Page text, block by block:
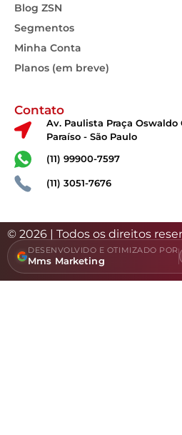
Blog ZSN
Segmentos
Minha Conta
Planos (em breve)
Contato
Av. Paulista Praça Oswaldo
Paraíso - São Paulo
(11) 99900-7597
(11) 3051-7676
© 2026 | Todos os direitos
DESENVOLVIDO E OTIMIZADO POR
Mms Marketing